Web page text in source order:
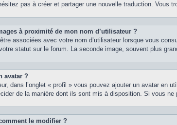
pas à créer et partager une nouvelle traduction. Vous
à proximité de mon nom d’utilisateur ?
associées avec votre nom d’utilisateur lorsque vous
statut sur le forum. La seconde image, souvent plus
avatar ?
dans l’onglet « profil » vous pouvez ajouter un avatar en
de la manière dont ils sont mis à disposition. Si vous
le modifier ?